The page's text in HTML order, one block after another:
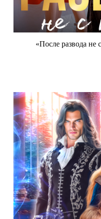
«После развода не